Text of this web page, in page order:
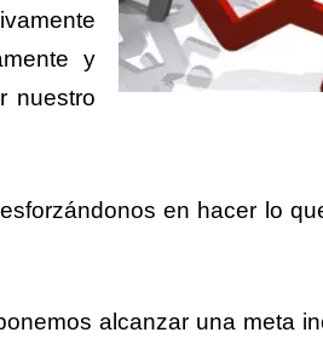
y
nuestro
en hacer lo
alcanzar una meta